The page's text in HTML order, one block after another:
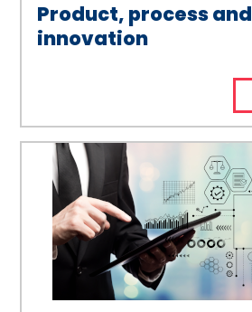
Product, process
innovation